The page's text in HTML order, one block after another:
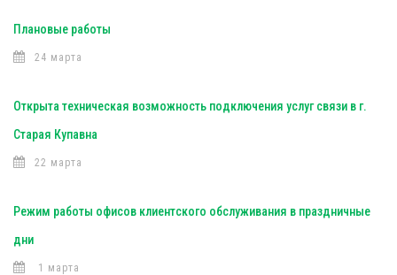
Плановые работы
24 марта
Открыта техническая возможность подключения услуг связи в г.
Старая Купавна
22 марта
Режим работы офисов клиентского обслуживания в праздничные
дни
1 марта